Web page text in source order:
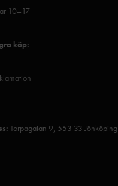
10–17
köp:
Torpagatan 9, 553 33 Jönköping